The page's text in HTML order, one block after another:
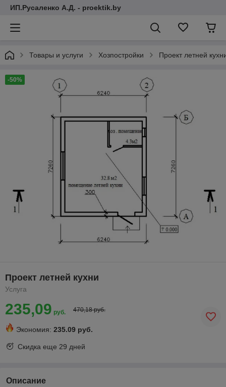
ИП.Русаленко А.Д. - proektik.by
Товары и услуги Хозпостройки Проект летней
-50%
Проект летней кухни
Услуга
235,09 руб. 470,18 руб.
Экономия: 235.09 руб.
Скидка еще 29 дней
Описание